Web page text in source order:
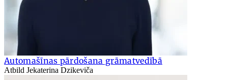
Automašīnas pārdošana grāmatvedībā
Atbild Jekaterina Dzikeviča